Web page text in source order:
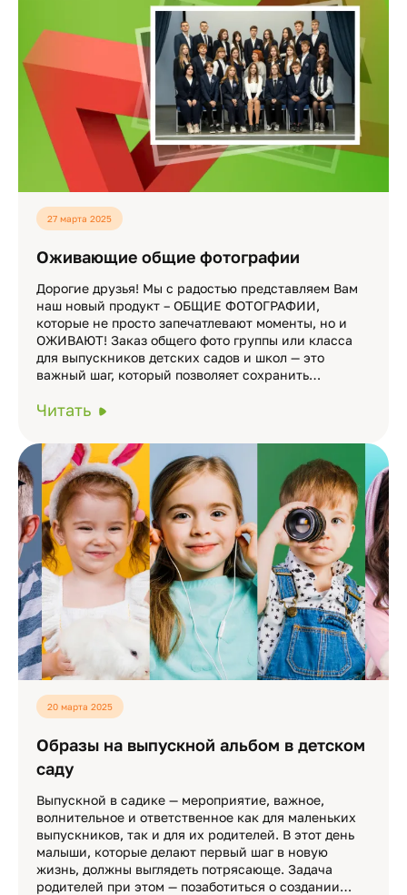
27 марта 2025
Оживающие общие фотографии
Дорогие друзья! Мы с радостью представляем Вам
наш новый продукт – ОБЩИЕ ФОТОГРАФИИ,
которые не просто запечатлевают моменты, но и
ОЖИВАЮТ! Заказ общего фото группы или класса
для выпускников детских садов и школ — это
важный шаг, который позволяет сохранить…
Читать
20 марта 2025
Образы на выпускной альбом в детском
саду
Выпускной в садике — мероприятие, важное,
волнительное и ответственное как для маленьких
выпускников, так и для их родителей. В этот день
малыши, которые делают первый шаг в новую
жизнь, должны выглядеть потрясающе. Задача
родителей при этом — позаботиться о создании…